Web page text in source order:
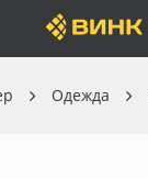
Одежда